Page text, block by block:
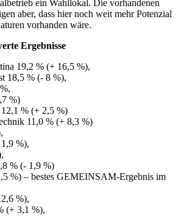
ein Wahllokal. Die vorhandenen
aber, dass hier noch weit mehr Potenzial
vorhanden wäre.
Ergebnisse
19,2 % (+ 16,5 %),
18,5 % (- 8 %),
%)
% (+ 2,5 %)
11,0 % (+ 8,3 %)
%),
% (- 1,9 %)
%) – bestes GEMEINSAM-Ergebnis im
%),
(+ 3,1 %),